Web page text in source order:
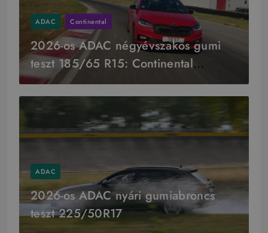
ADAC Continental
2026-os ADAC négyévszakos gumi
teszt 185/65 R15: Continental
győzelem
ADAC
2026-os ADAC nyári gumiabroncs
teszt 225/50R17